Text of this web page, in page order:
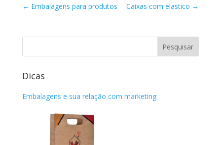
← Embalagens para produtos Caixas com elastico →
Dicas
Embalagens e sua relação com marketing